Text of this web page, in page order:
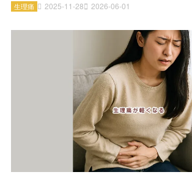
2025-11-28 2026-06-01
生理痛